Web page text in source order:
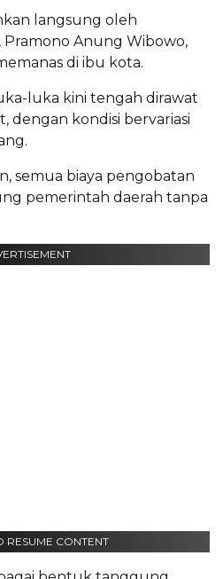
langsung oleh
Anung Wibowo,
di ibu kota.
luka kini tengah dirawat
dengan kondisi bervariasi
semua biaya pengobatan
pemerintah daerah tanpa
RESUME CONTENT